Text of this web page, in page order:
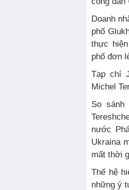
Doanh
phố
thực
phố đơn
Tạp chí
Michel
So
nước
Ukraina
mất thời
Thế hệ
những ý